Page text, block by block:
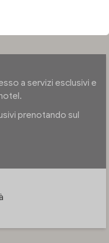
a servizi esclusivi e
prenotando sul